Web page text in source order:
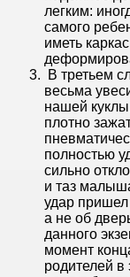
легким:
самого
иметь
В третьем
весьма
нашей
плотно
полностью
сильно
и таз
удар пришел
а не об
данного
момент
родителей в